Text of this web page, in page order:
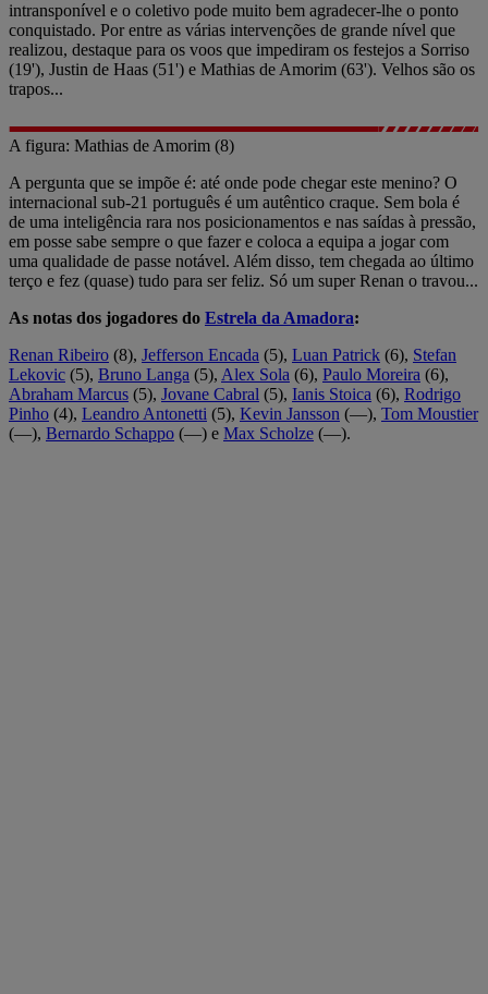
intransponível e o coletivo pode muito bem agradecer-lhe o ponto
conquistado. Por entre as várias intervenções de grande nível que
realizou, destaque para os voos que impediram os festejos a Sorriso
(19'), Justin de Haas (51') e Mathias de Amorim (63'). Velhos são os
trapos...
A figura: Mathias de Amorim (8)
A pergunta que se impõe é: até onde pode chegar este menino? O
internacional sub-21 português é um autêntico craque. Sem bola é
de uma inteligência rara nos posicionamentos e nas saídas à pressão,
em posse sabe sempre o que fazer e coloca a equipa a jogar com
uma qualidade de passe notável. Além disso, tem chegada ao último
terço e fez (quase) tudo para ser feliz. Só um super Renan o travou...
As notas dos jogadores do Estrela da Amadora:
Renan Ribeiro (8), Jefferson Encada (5), Luan Patrick (6), Stefan
Lekovic (5), Bruno Langa (5), Alex Sola (6), Paulo Moreira (6),
Abraham Marcus (5), Jovane Cabral (5), Ianis Stoica (6), Rodrigo
Pinho (4), Leandro Antonetti (5), Kevin Jansson (—), Tom Moustier
(—), Bernardo Schappo (—) e Max Scholze (—).